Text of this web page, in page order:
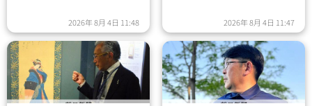
2026年 8月 4日 11:48 2026年 8月 4日 11:47